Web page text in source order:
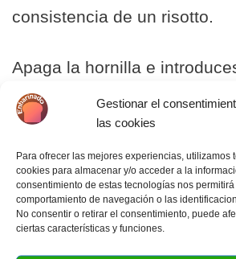
Gestionar el
las cookies
Para ofrecer las mejores experiencias, utilizamos
cookies para almacenar y/o acceder a la
consentimiento de estas tecnologías nos
comportamiento de navegación o las
No consentir o retirar el consentimiento, puede
ciertas características y funciones.
consistencia de un risotto.
Apaga la hornilla e
glasé o nevazúcar, la pizca
vainilla y la ralladura de limón.
Pasa el arroz con leche a
grande y lo dejas enfriar